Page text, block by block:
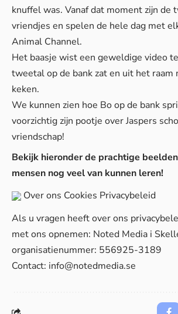
knuffel was. Vanaf dat moment zijn de
vriendjes en spelen de hele dag met
Animal Channel.
Het baasje wist een geweldige video
tweetal op de bank zat en uit het raam
keken.
We kunnen zien hoe Bo op de bank
voorzichtig zijn pootje over Jaspers
vriendschap!
Bekijk hieronder de prachtige
mensen nog veel van kunnen leren!
Over ons Cookies Privacybeleid
Als u vragen heeft over ons
met ons opnemen: Noted Media i
organisatienummer: 556925-3189
Contact: info@notedmedia.se